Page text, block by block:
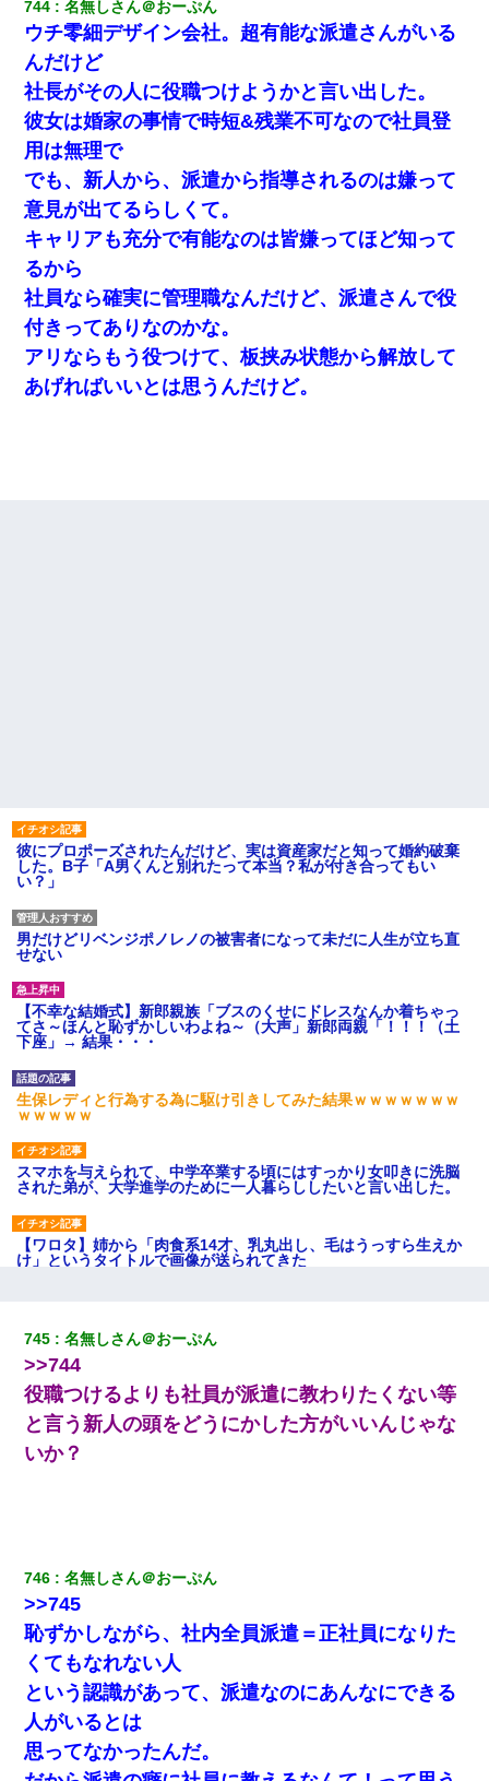
744 名無しさん＠おーぷん
ウチ零細デザイン会社。超有能な派遣さんがいる
んだけど
社長がその人に役職つけようかと言い出した。
彼女は婚家の事情で時短&残業不可なので社員登
用は無理で
でも、新人から、派遣から指導されるのは嫌って
意見が出てるらしくて。
キャリアも充分で有能なのは皆嫌ってほど知って
るから
社員なら確実に管理職なんだけど、派遣さんで役
付きってありなのかな。
アリならもう役つけて、板挟み状態から解放して
あげればいいとは思うんだけど。
彼にプロポーズされたんだけど、実は資産家だと知って婚約破棄
した。B子「A男くんと別れたって本当？私が付き合ってもい
い？」
男だけどリベンジポノレノの被害者になって未だに人生が立ち直
せない
【不幸な結婚式】新郎親族「ブスのくせにドレスなんか着ちゃっ
てさ～ほんと恥ずかしいわよね～（大声」新郎両親「！！！（土
下座」→ 結果・・・
生保レディと行為する為に駆け引きしてみた結果ｗｗｗｗｗｗｗ
ｗｗｗｗｗ
スマホを与えられて、中学卒業する頃にはすっかり女叩きに洗脳
された弟が、大学進学のために一人暮らししたいと言い出した。
【ワロタ】姉から「肉食系14才、乳丸出し、毛はうっすら生えか
け」というタイトルで画像が送られてきた
らえる会社から誘われた。転職したい」義父「クビ！（激怒」嫁
「離婚！（激怒」
【復讐】義兄嫁「生活費、足りない分を貸してほしい」私「貸す
わけないでしょｗｗｗｗ」→ 理由を話したら泣き出して・・私
（あまりにも希望通り）
結婚生活10ヶ月目で嫁から一方的に「もう冷めた」と離婚切り出
された
デパートの外商『私さんだと名乗る女が、ツケで宝石を買おうと
していて…』私「！？」→ 翌日。ママ友たちの様子が微妙におか
しくなり・・・
朝起きたら嫁がいなかった。俺（嫁も嫁実家も電話に出ない…不
安だ）→ 仕事を早退して帰宅すると、嫁と嫁両親と知らない男が
２人・・・
745 名無しさん＠おーぷん
>>744
役職つけるよりも社員が派遣に教わりたくない等
と言う新人の頭をどうにかした方がいいんじゃな
いか？
746 名無しさん＠おーぷん
>>745
恥ずかしながら、社内全員派遣＝正社員になりた
くてもなれない人
という認識があって、派遣なのにあんなにできる
人がいるとは
思ってなかったんだ。